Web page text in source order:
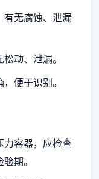
有无腐蚀、泄漏
动、泄漏。
便于识别。
力容器，应检查
期。